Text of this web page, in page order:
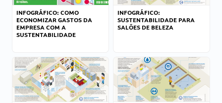
INFOGRÁFICO: COMO
ECONOMIZAR GASTOS DA
EMPRESA COM A
SUSTENTABILIDADE
INFOGRÁFICO:
SUSTENTABILIDADE PARA
SALÕES DE BELEZA